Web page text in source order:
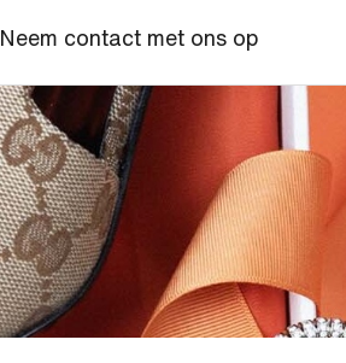
Neem contact met ons op